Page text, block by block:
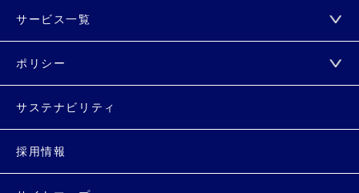
サービス一覧
ポリシー
サステナビリティ
採用情報